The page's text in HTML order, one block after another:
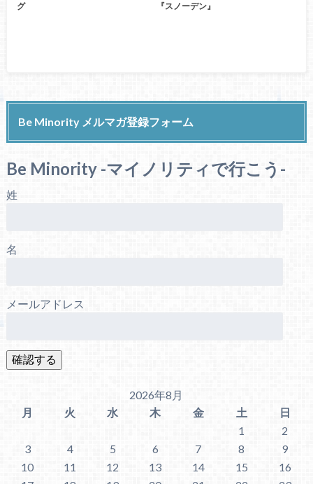
グ
『スノーデン』
Be Minority メルマガ登録フォーム
Be Minority -マイノリティで行こう-
姓
名
メールアドレス
2026年8月
月
火 水 木 金 土
日
1
2
3
4 5 6 7 8
9
10
11 12 13 14 15
16